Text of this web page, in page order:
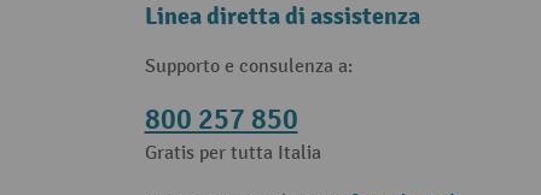
Linea diretta di assistenza
Supporto e consulenza a:
800 257 850
Gratis per tutta Italia